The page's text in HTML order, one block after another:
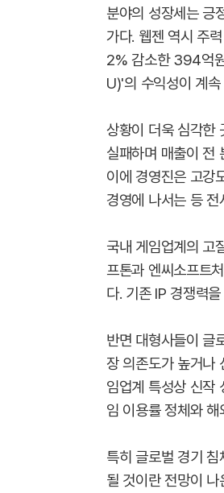
분야의 성장세는 긍
가다. 웹젠 역시 주
2% 감소한 394억
U)'의 수익성이 계
상황이 더욱 심각한
실패하며 매출이 전
이에 경영진은 고강
경영에 나서는 등
국내 게임업계의 고
프톤과 엔씨소프트
다. 기존 IP 경쟁력
반면 대형사들이 글
장 의존도가 높거나
임업계 특성상 신작
임 이용률 정체와
특히 글로벌 경기
될 것이란 전망이